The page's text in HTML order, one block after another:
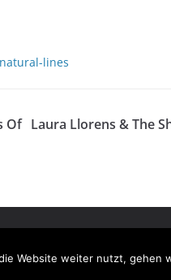
lines
Of Laura Llorens & The
.
Website weiter nutzt, gehen